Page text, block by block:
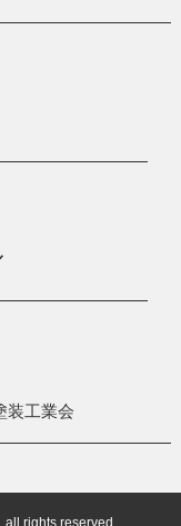
装工業会
rights reserved.